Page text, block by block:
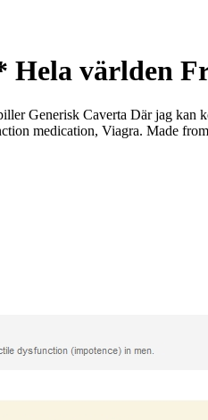
världen
Generisk Caverta Där jag
medication, Viagra. Made